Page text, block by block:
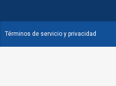
Términos de servicio y privacidad